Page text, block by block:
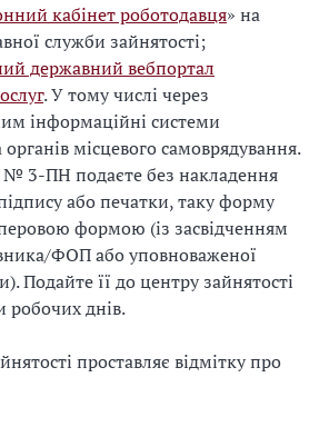
кабінет роботодавця» на
служби зайнятості;
державний вебпортал
. У тому числі через
інформаційні системи
місцевого самоврядування.
3-ПН подаєте без накладення
або печатки, таку форму
формою (із засвідченням
ФОП або уповноваженої
Подайте її до центру зайнятості
робочих днів.
проставляє відмітку про